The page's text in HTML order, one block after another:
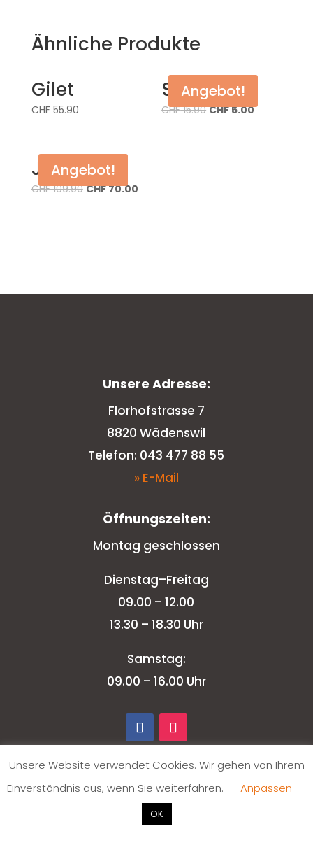
Ähnliche Produkte
Gilet
CHF55.90
Angebot!
Stirnband
CHF15.90 CHF5.00
Angebot!
Jacke
CHF109.90 CHF70.00
Unsere Adresse:
Florhofstrasse 7
8820 Wädenswil
Telefon: 043 477 88 55
» E-Mail
Öffnungszeiten:
Montag geschlossen
Dienstag–Freitag
09.00 – 12.00
13.30 – 18.30 Uhr
Samstag:
09.00 – 16.00 Uhr
Unsere Website verwendet Cookies. Wir gehen von Ihrem
Einverständnis aus, wenn Sie weiterfahren.
Anpassen
OK